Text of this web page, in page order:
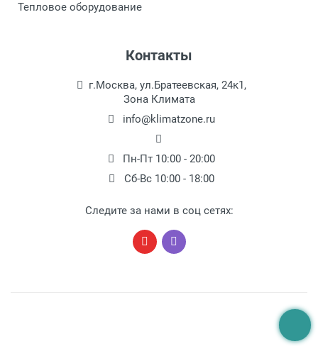
электронный
Тепловое оборудование
Контакты
г.Москва, ул.Братеевская, 24к1,
Зона Климата
info@klimatzone.ru
Пн-Пт 10:00 - 20:00
Сб-Вс 10:00 - 18:00
Следите за нами в соц сетях: